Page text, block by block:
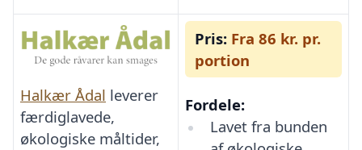
Halkær Ådal leverer
færdiglavede,
økologiske måltider,
Pris: Fra 86 kr. pr.
portion
Fordele:
Lavet fra bunden